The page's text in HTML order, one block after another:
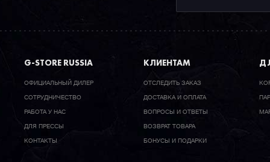
G-STORE RUSSIA
ОФИЦИАЛЬНЫЙ ДИЛЕР
CОТРУДНИЧЕСТВО
РАБОТА У НАС
ДЛЯ ПРЕССЫ
КОНТАКТЫ
КЛИЕНТАМ
ОТСЛЕДИТЬ ЗАКАЗ
ДОСТАВКА И ОПЛАТА
ВОПРОСЫ И ОТВЕТЫ
ВОЗВРАТ ТОВАРА
БОНУСЫ И ПОДАРКИ